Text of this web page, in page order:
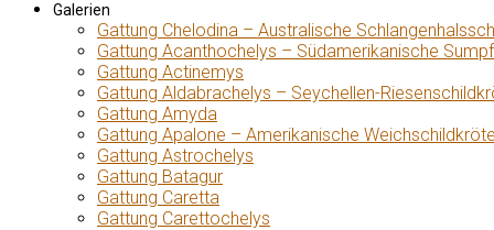
Galerien
Gattung Chelodina – Australische
Gattung Acanthochelys – Südamerikanische
Gattung Actinemys
Gattung Aldabrachelys – Seychellen-
Gattung Amyda
Gattung Apalone – Amerikanische
Gattung Astrochelys
Gattung Batagur
Gattung Caretta
Gattung Carettochelys